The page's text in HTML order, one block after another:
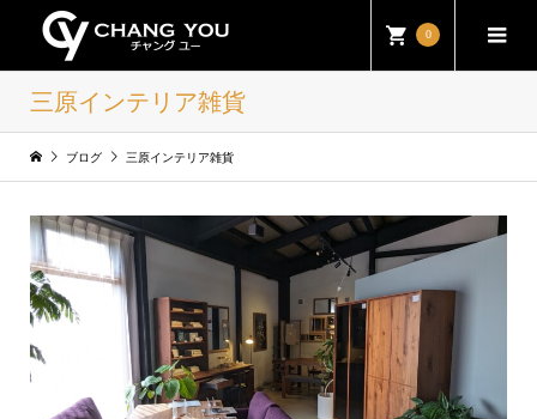
0
三原インテリア雑貨
ブログ 三原インテリア雑貨